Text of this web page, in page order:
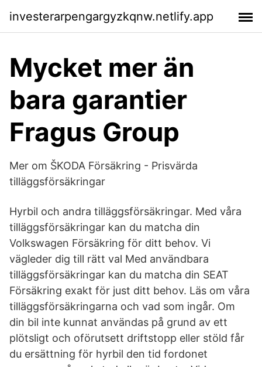
investerarpengargyzkqnw.netlify.app
Mycket mer än
bara garantier
Fragus Group
Mer om ŠKODA Försäkring - Prisvärda
tilläggsförsäkringar
Hyrbil och andra tilläggsförsäkringar. Med våra
tilläggsförsäkringar kan du matcha din
Volkswagen Försäkring för ditt behov. Vi
vägleder dig till rätt val Med användbara
tilläggsförsäkringar kan du matcha din SEAT
Försäkring exakt för just ditt behov. Läs om våra
tilläggsförsäkringarna och vad som ingår. Om
din bil inte kunnat användas på grund av ett
plötsligt och oförutsett driftstopp eller stöld får
du ersättning för hyrbil den tid fordonet